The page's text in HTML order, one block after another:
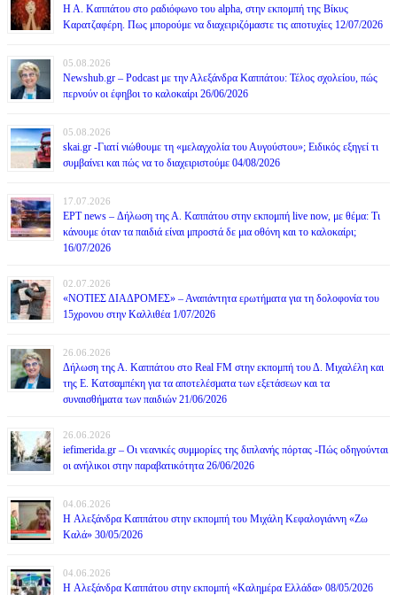
Η Α. Καππάτου στο ραδιόφωνο του alpha, στην εκπομπή της Βίκυς
Καρατζαφέρη. Πως μπορούμε να διαχειριζόμαστε τις αποτυχίες 12/07/2026
05.08.2026
Newshub.gr – Podcast με την Αλεξάνδρα Καππάτου: Τέλος σχολείου, πώς
περνούν οι έφηβοι το καλοκαίρι 26/06/2026
05.08.2026
skai.gr -Γιατί νιώθουμε τη «μελαγχολία του Αυγούστου»; Ειδικός εξηγεί τι
συμβαίνει και πώς να το διαχειριστούμε 04/08/2026
17.07.2026
ΕΡΤ news – Δήλωση της Α. Καππάτου στην εκπομπή live now, με θέμα: Τι
κάνουμε όταν τα παιδιά είναι μπροστά δε μια οθόνη και το καλοκαίρι;
16/07/2026
02.07.2026
«ΝΟΤΙΕΣ ΔΙΑΔΡΟΜΕΣ» – Αναπάντητα ερωτήματα για τη δολοφονία του
15χρονου στην Καλλιθέα 1/07/2026
26.06.2026
Δήλωση της Α. Καππάτου στο Real FM στην εκπομπή του Δ. Μιχαλέλη και
της Ε. Κατσαμπέκη για τα αποτελέσματα των εξετάσεων και τα
συναισθήματα των παιδιών 21/06/2026
26.06.2026
iefimerida.gr – Οι νεανικές συμμορίες της διπλανής πόρτας -Πώς οδηγούνται
οι ανήλικοι στην παραβατικότητα 26/06/2026
04.06.2026
H Αλεξάνδρα Καππάτου στην εκπομπή του Μιχάλη Κεφαλογιάννη «Ζω
Καλά» 30/05/2026
04.06.2026
H Αλεξάνδρα Καππάτου στην εκπομπή «Καλημέρα Ελλάδα» 08/05/2026